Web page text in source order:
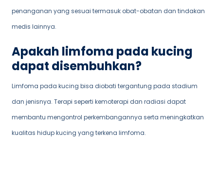
penanganan yang sesuai termasuk obat-obatan dan tindakan
medis lainnya.
Apakah limfoma pada kucing
dapat disembuhkan?
Limfoma pada kucing bisa diobati tergantung pada stadium
dan jenisnya. Terapi seperti kemoterapi dan radiasi dapat
membantu mengontrol perkembangannya serta meningkatkan
kualitas hidup kucing yang terkena limfoma.